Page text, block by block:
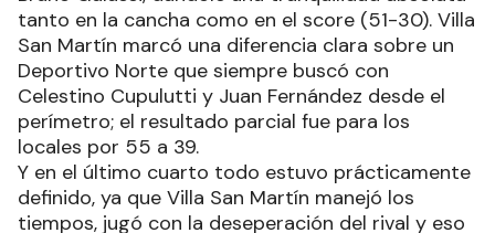
tanto en la cancha como en el score (51-30). Villa
San Martín marcó una diferencia clara sobre un
Deportivo Norte que siempre buscó con
Celestino Cupulutti y Juan Fernández desde el
perímetro; el resultado parcial fue para los
locales por 55 a 39.
Y en el último cuarto todo estuvo prácticamente
definido, ya que Villa San Martín manejó los
tiempos, jugó con la deseperación del rival y eso